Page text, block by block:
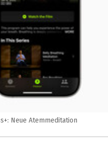
Neue Atemmeditation